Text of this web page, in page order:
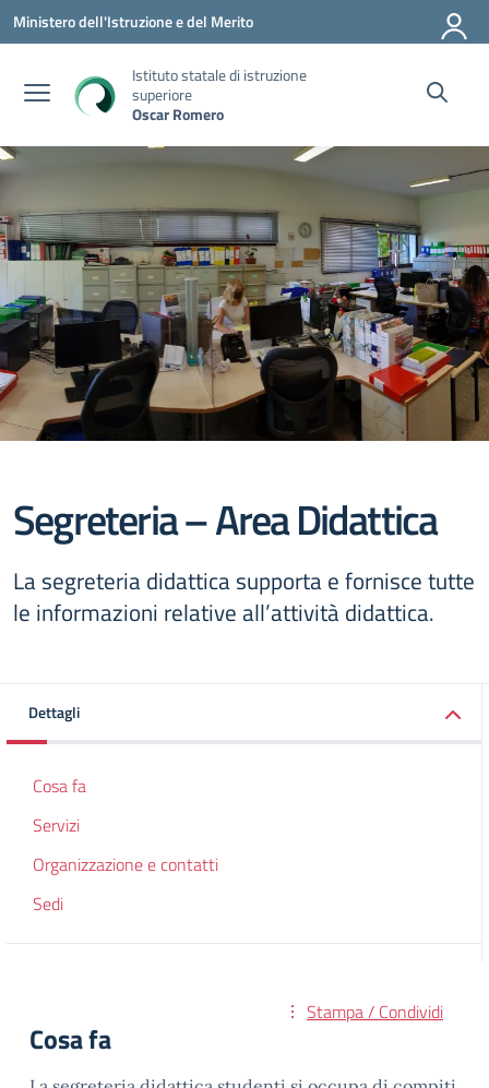
Vai ai contenuti
Vai al menu di navigazione
Vai al footer
Ministero dell'Istruzione e del Merito
Istituto statale di istruzione
superiore
Oscar Romero
Segreteria – Area Didattica
La segreteria didattica supporta e fornisce tutte
le informazioni relative all’attività didattica.
Dettagli
Cosa fa
Servizi
Organizzazione e contatti
Sedi
Stampa / Condividi
Cosa fa